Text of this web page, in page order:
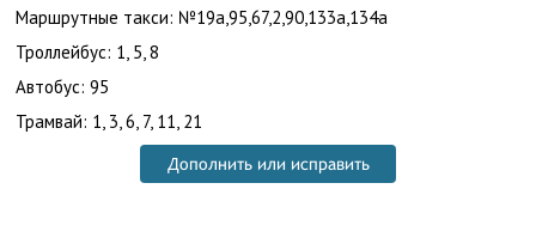
Маршрутные такси: №19а,95,67,2,90,133а,134а
Троллейбус: 1, 5, 8
Автобус: 95
Трамвай: 1, 3, 6, 7, 11, 21
Дополнить или исправить